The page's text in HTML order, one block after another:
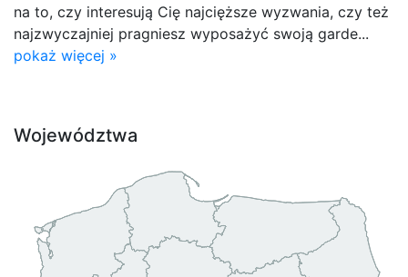
na to, czy interesują Cię najcięższe wyzwania, czy też
najzwyczajniej pragniesz wyposażyć swoją garde...
pokaż więcej »
Województwa